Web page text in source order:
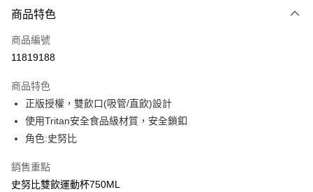
信用卡一次付款
超商取貨付款
Apple Pay
街口支付
Google Pay
商品特色
商品編號
11819188
商品特色
正版授權，雙飲口(吸管/直飲)設計
使用Tritan安全食品級材質，安全鎖釦
角色:史努比
銷售重點
史努比雙飲運動杯750ML